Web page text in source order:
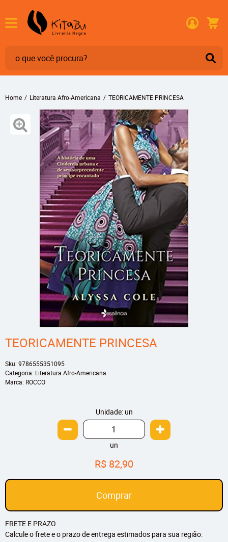
Home Literatura Afro-Americana TEORICAMENTE PRINCESA
TEORICAMENTE PRINCESA
Sku: 9786555351095
Categoria: Literatura Afro-Americana
Marca: ROCCO
Unidade: un
un
R$ 82,90
Comprar
FRETE E PRAZO
Calcule o frete e o prazo de entrega estimados para sua região: